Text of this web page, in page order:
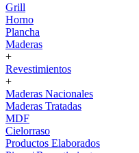
Grill
Horno
Plancha
Maderas
+
Revestimientos
+
Maderas Nacionales
Maderas Tratadas
MDF
Cielorraso
Productos Elaborados